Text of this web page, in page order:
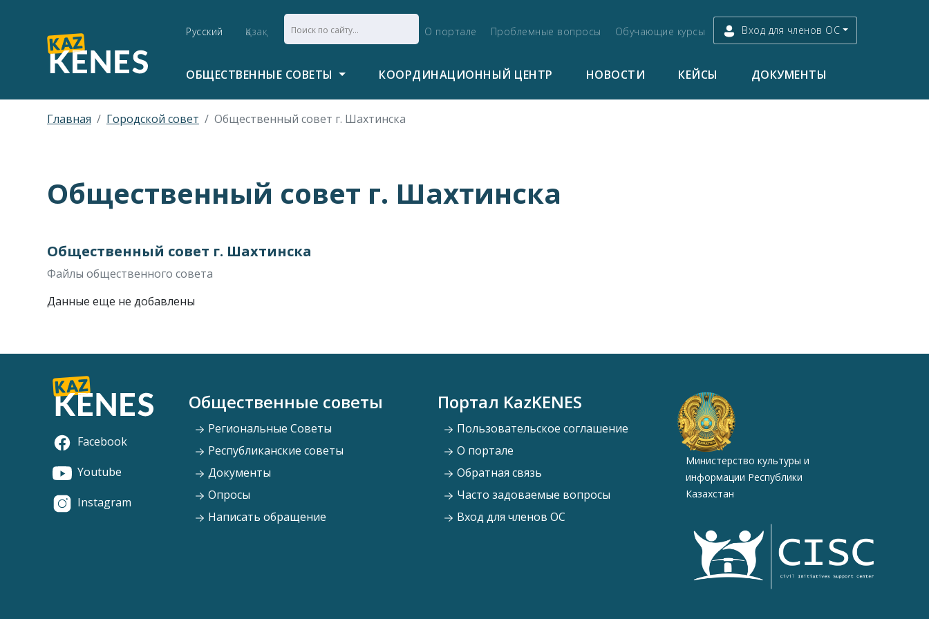
Русский Қазақ О портале Проблемные вопросы Обучающие курсы Вход для членов ОС
ОБЩЕСТВЕННЫЕ СОВЕТЫ КООРДИНАЦИОННЫЙ ЦЕНТР НОВОСТИ КЕЙСЫ ДОКУМЕНТЫ
Главная Городской совет Общественный совет г. Шахтинска
Общественный совет г. Шахтинска
Общественный совет г. Шахтинска
Файлы общественного совета
Данные еще не добавлены
Facebook
Youtube
Instagram
Общественные советы
Региональные Советы
Республиканские советы
Документы
Опросы
Написать обращение
Портал KazKENES
Пользовательское соглашение
О портале
Обратная связь
Часто задоваемые вопросы
Вход для членов ОС
Министерство культуры и
информации Республики
Казахстан